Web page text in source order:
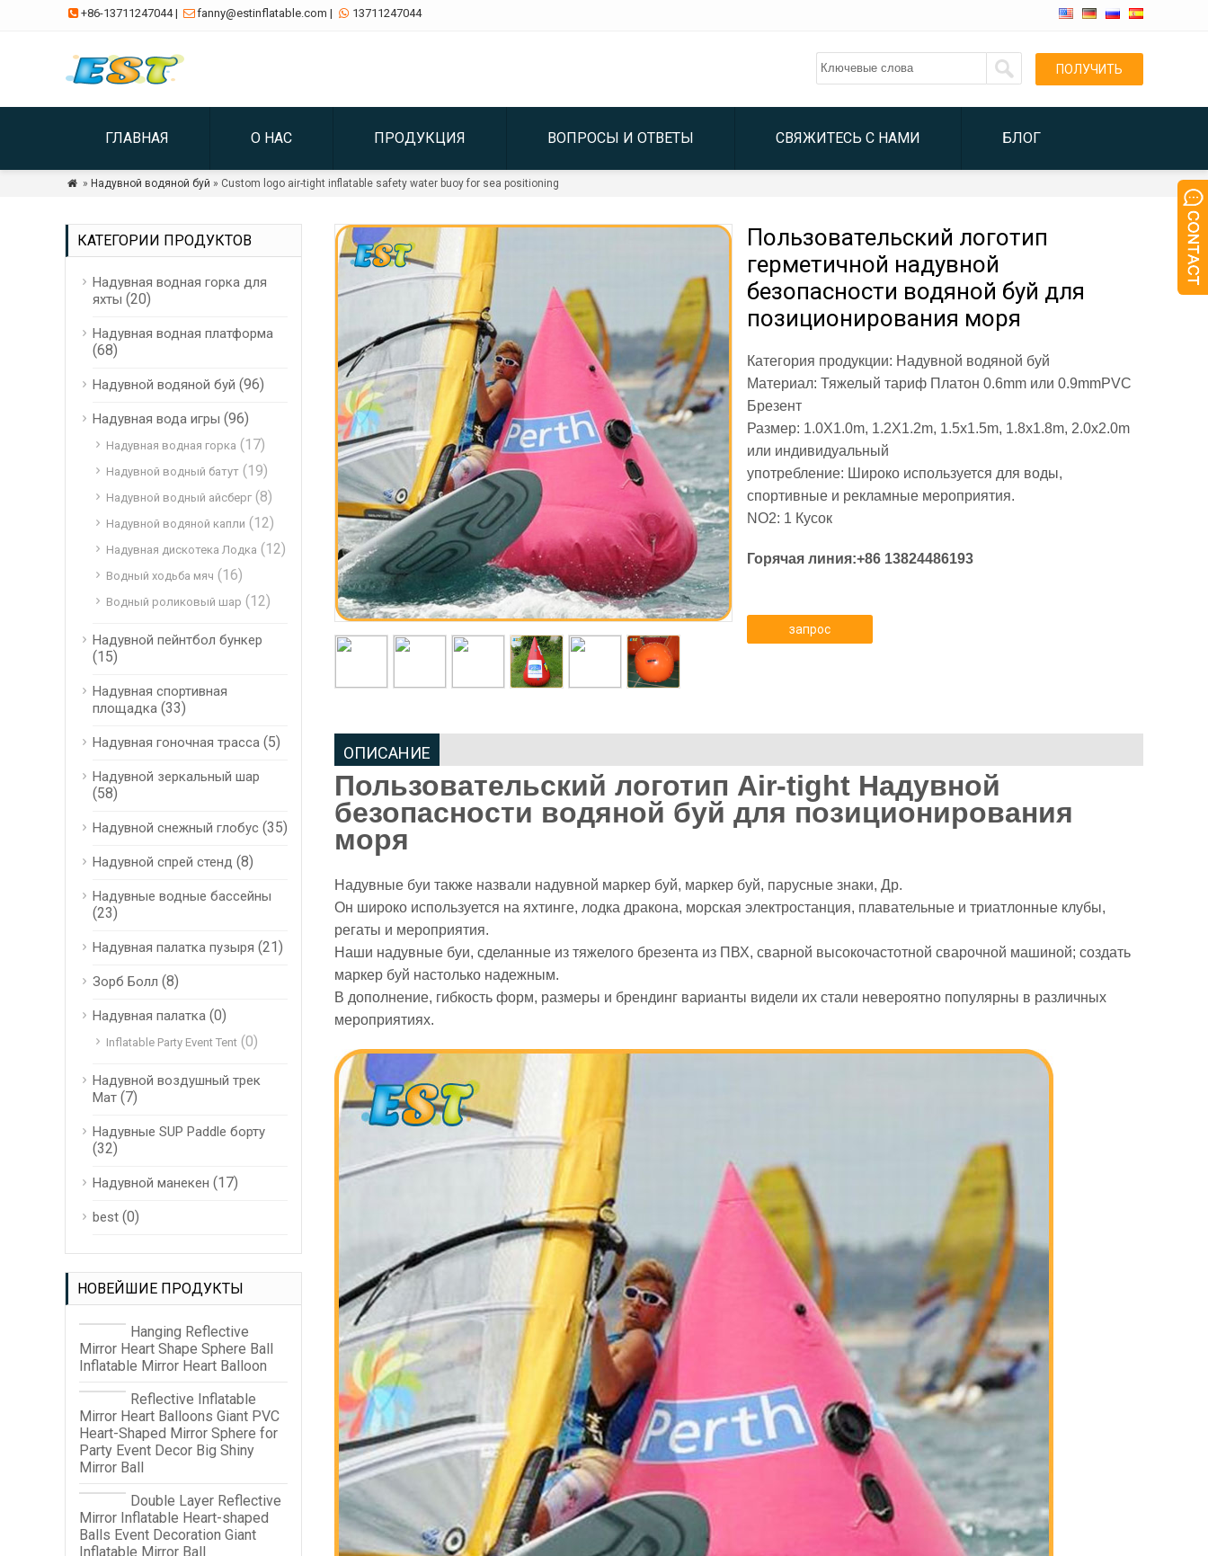
 +86-13711247044| fanny@estinflatable.com |  13711247044
ПОЛУЧИТЬ
ГЛАВНАЯ О НАС ПРОДУКЦИЯ ВОПРОСЫ И ОТВЕТЫ СВЯЖИТЕСЬ С НАМИ БЛОГ
 » Надувной водяной буй » Custom logo air-tight inflatable safety water buoy for sea positioning
Пользовательский логотип
герметичной надувной
безопасности водяной буй для
позиционирования моря
Категория продукции: Надувной водяной буй
Материал: Тяжелый тариф Платон 0.6mm или 0.9mmPVC
Брезент
Размер: 1.0X1.0m, 1.2X1.2m, 1.5x1.5m, 1.8x1.8m, 2.0x2.0m
или индивидуальный
употребление: Широко используется для воды,
спортивные и рекламные мероприятия.
NO2: 1 Кусок
Горячая линия:+86 13824486193
запрос
ОПИСАНИЕ
Пользовательский логотип Air-tight Надувной
безопасности водяной буй для позиционирования
моря
Надувные буи также назвали надувной маркер буй, маркер буй, парусные знаки, Др.
Он широко используется на яхтинге, лодка дракона, морская электростанция, плавательные и триатлонные клубы,
регаты и мероприятия.
Наши надувные буи, сделанные из тяжелого брезента из ПВХ, сварной высокочастотной сварочной машиной; создать
маркер буй настолько надежным.
В дополнение, гибкость форм, размеры и брендинг варианты видели их стали невероятно популярны в различных
мероприятиях.
КАТЕГОРИИ ПРОДУКТОВ
Надувная водная горка для
яхты (20)
Надувная водная платформа
(68)
Надувной водяной буй (96)
Надувная вода игры (96)
Надувная водная горка (17)
Надувной водный батут (19)
Надувной водный айсберг (8)
Надувной водяной капли (12)
Надувная дискотека Лодка (12)
Водный ходьба мяч (16)
Водный роликовый шар (12)
Надувной пейнтбол бункер
(15)
Надувная спортивная
площадка (33)
Надувная гоночная трасса (5)
Надувной зеркальный шар
(58)
Надувной снежный глобус (35)
Надувной спрей стенд (8)
Надувные водные бассейны
(23)
Надувная палатка пузыря (21)
Зорб Болл (8)
Надувная палатка (0)
Inflatable Party Event Tent (0)
Надувной воздушный трек
Мат (7)
Надувные SUP Paddle борту
(32)
Надувной манекен (17)
best (0)
НОВЕЙШИЕ ПРОДУКТЫ
Hanging Reflective
Mirror Heart Shape Sphere Ball
Inflatable Mirror Heart Balloon
Reflective Inflatable
Mirror Heart Balloons Giant PVC
Heart-Shaped Mirror Sphere for
Party Event Decor Big Shiny
Mirror Ball
Double Layer Reflective
Mirror Inflatable Heart-shaped
Balls Event Decoration Giant
Inflatable Mirror Ball